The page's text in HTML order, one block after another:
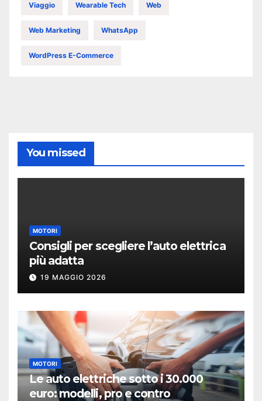
Viaggio Wearable Tech Web
Web Marketing WhatsApp
WordPress E-Commerce
You missed
MOTORI
Consigli per scegliere l’auto elettrica
più adatta
19 MAGGIO 2026
MOTORI
Le auto elettriche sotto i 30.000
euro: modelli, pro e contro